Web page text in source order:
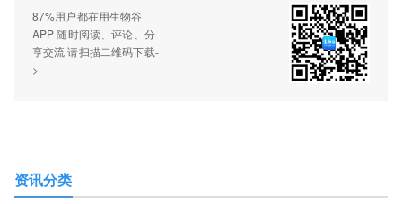
87%用户都在用生物谷
APP 随时阅读、评论、分
享交流 请扫描二维码下载-
>
资讯分类